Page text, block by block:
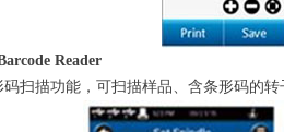
Reader
码扫描功能，可扫描样品、含条形码的